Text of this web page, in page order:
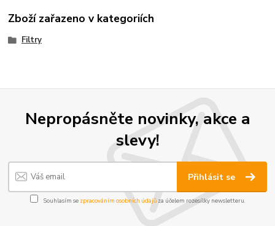
Zboží zařazeno v kategoriích
Filtry
Nepropásněte novinky, akce a
slevy!
Přihlásit se
Souhlasím se zpracováním osobních údajůza účelem rozesílky newsletteru.